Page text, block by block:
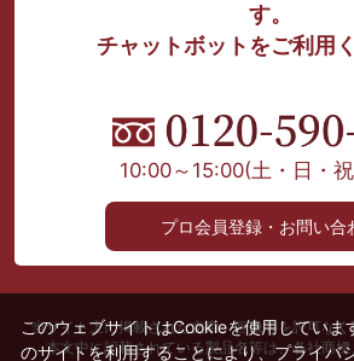
す。
チャットボットをご利用
10:00～15:00(土・日・
プロ会員登録・お問い合
当サイト上に掲載された文章、画像等を許可な
本文中に記載されている製品名等は、各社商標
このウェブサイトはCookieを使用していま
のサイトを利用することにより、プライバ